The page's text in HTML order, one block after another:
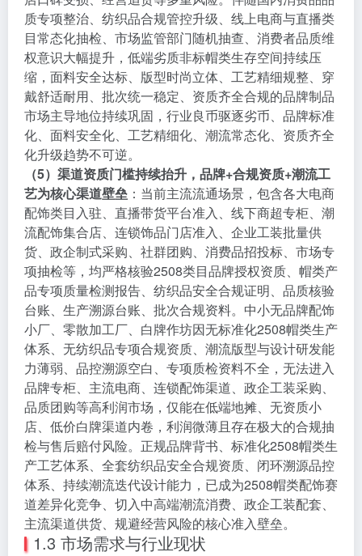
质专项整治、纺织品合规管控升级、线上电商与直播类
目常态化抽检、市场监管部门随机抽查、消费者品质维
权意识大幅提升，低端劣质非标帽类生存空间持续压
缩，面料安全达标、版型时尚立体、工艺精细规整、穿
戴舒适耐用、批次统一稳定、资质齐全合规的品牌制品
市场主导地位持续巩固，行业良币驱逐劣币、品牌标准
化、面料安全化、工艺精细化、潮流常态化、资质齐全
化升级趋势不可逆。
（5）渠道资质门槛持续抬升，品牌+合规资质+潮流工
艺为核心渠道壁垒 ：当前主流流通场景，包含各大电商
配饰类目入驻、直播带货平台准入、线下商超专柜、潮
流配饰集合店、连锁饰品门店准入、企业工装批量供
货、政企制式采购、社群团购、消费品招投标、市场专
项抽检等，均严格核验2508类目品牌授权资质、帽类产
品专项质量检测报告、纺织品安全合规证明、品质核验
台账、生产溯源台账、批次合规资料。中小无品牌配饰
小厂、零散加工厂、白牌作坊因无标准化2508帽类生产
体系、无纺织品专项合规资质、潮流版型与设计研发能
力薄弱、品控溯源空白、专项质检资料不全，无法进入
品牌专柜、主流电商、连锁配饰渠道、政企工装采购、
品质团购等高利润市场，仅能在低端地摊、无资质小
店、低价白牌渠道内卷，利润微薄且存在极大的合规抽
检与售后赔付风险。正规品牌背书、标准化2508帽类生
产工艺体系、全套纺织品安全合规资质、闭环溯源品控
体系、持续潮流迭代设计能力，已成为2508帽类配饰赛
道差异化竞争、切入中高端潮流消费、政企工装配套、
主流渠道供货、规避经营风险的核心准入壁垒。
1.3 市场需求与行业现状